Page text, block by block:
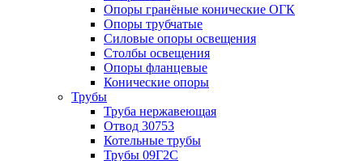
Опоры гранёные конические ОГК
Опоры трубчатые
Силовые опоры освещения
Столбы освещения
Опоры фланцевые
Конические опоры
Трубы
Труба нержавеющая
Отвод 30753
Котельные трубы
Трубы 09Г2С